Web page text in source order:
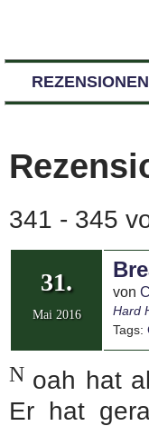
REZENSIONEN
341 - 345
31.
Mai 2016
von
Hard
Tags:
N oah hat
Er hat